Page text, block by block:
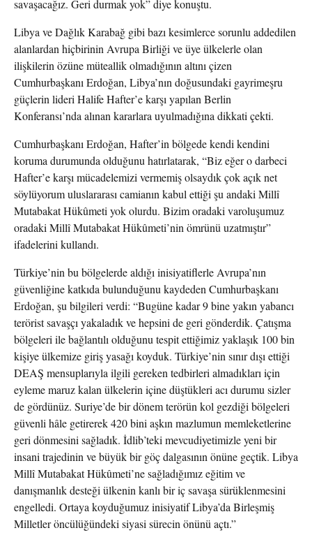
savaşacağız. Geri durmak yok” diye konuştu.
Libya ve Dağlık Karabağ gibi bazı kesimlerce sorunlu addedilen
alanlardan hiçbirinin Avrupa Birliği ve üye ülkelerle olan
ilişkilerin özüne müteallik olmadığının altını çizen
Cumhurbaşkanı Erdoğan, Libya’nın doğusundaki gayrimeşru
güçlerin lideri Halife Hafter’e karşı yapılan Berlin
Konferansı’nda alınan kararlara uyulmadığına dikkati çekti.
Cumhurbaşkanı Erdoğan, Hafter’in bölgede kendi kendini
koruma durumunda olduğunu hatırlatarak, “Biz eğer o darbeci
Hafter’e karşı mücadelemizi vermemiş olsaydık çok açık net
söylüyorum uluslararası camianın kabul ettiği şu andaki Millî
Mutabakat Hükûmeti yok olurdu. Bizim oradaki varoluşumuz
oradaki Millî Mutabakat Hükûmeti’nin ömrünü uzatmıştır”
ifadelerini kullandı.
Türkiye’nin bu bölgelerde aldığı inisiyatiflerle Avrupa’nın
güvenliğine katkıda bulunduğunu kaydeden Cumhurbaşkanı
Erdoğan, şu bilgileri verdi: “Bugüne kadar 9 bine yakın yabancı
terörist savaşçı yakaladık ve hepsini de geri gönderdik. Çatışma
bölgeleri ile bağlantılı olduğunu tespit ettiğimiz yaklaşık 100 bin
kişiye ülkemize giriş yasağı koyduk. Türkiye’nin sınır dışı ettiği
DEAŞ mensuplarıyla ilgili gereken tedbirleri almadıkları için
eyleme maruz kalan ülkelerin içine düştükleri acı durumu sizler
de gördünüz. Suriye’de bir dönem terörün kol gezdiği bölgeleri
güvenli hâle getirerek 420 bini aşkın mazlumun memleketlerine
geri dönmesini sağladık. İdlib’teki mevcudiyetimizle yeni bir
insani trajedinin ve büyük bir göç dalgasının önüne geçtik. Libya
Millî Mutabakat Hükûmeti’ne sağladığımız eğitim ve
danışmanlık desteği ülkenin kanlı bir iç savaşa sürüklenmesini
engelledi. Ortaya koyduğumuz inisiyatif Libya’da Birleşmiş
Milletler öncülüğündeki siyasi sürecin önünü açtı.”